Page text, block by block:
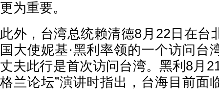
更为重要。
此外，台湾总统赖清德8月22日在台
国大使妮基·黑利率领的一个访问台
丈夫此行是首次访问台湾。黑利8月
格兰论坛”演讲时指出，台海目前面